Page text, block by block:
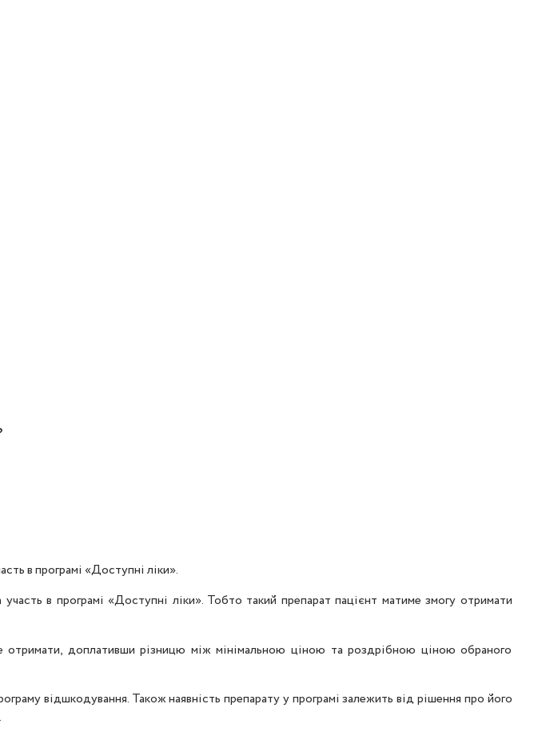
в програмі «Доступні ліки».
в програмі «Доступні ліки». Тобто такий препарат пацієнт матиме змогу отримати
доплативши різницю між мінімальною ціною та роздрібною ціною обраного
відшкодування. Також наявність препарату у програмі залежить від рішення про його